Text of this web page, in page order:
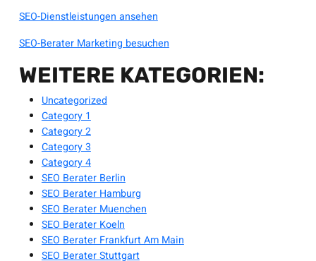
SEO-Dienstleistungen ansehen
SEO-Berater Marketing besuchen
WEITERE KATEGORIEN:
Uncategorized
Category 1
Category 2
Category 3
Category 4
SEO Berater Berlin
SEO Berater Hamburg
SEO Berater Muenchen
SEO Berater Koeln
SEO Berater Frankfurt Am Main
SEO Berater Stuttgart